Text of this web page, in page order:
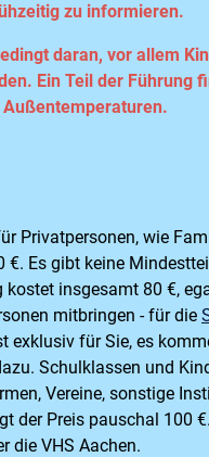
zu informieren.
daran, vor allem
Ein Teil der Führung
Privatpersonen, wie
€. Es gibt keine
kostet insgesamt 80 €,
mitbringen - für die
exklusiv für Sie, es
Schulklassen und
Vereine, sonstige
der Preis pauschal 100
die VHS Aachen.